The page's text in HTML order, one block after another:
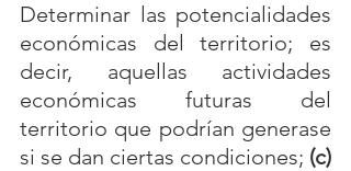
Determinar las potencialidades
económicas del territorio; es
decir, aquellas actividades
económicas futuras del
territorio que podrían generase
si se dan ciertas condiciones;